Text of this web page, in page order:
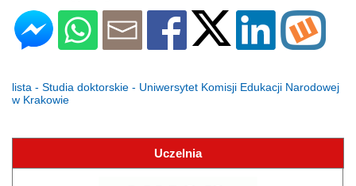
lista - Studia doktorskie - Uniwersytet Komisji Edukacji Narodowej
w Krakowie
Uczelnia